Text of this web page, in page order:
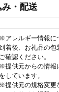
・配送
※アレルギー情報に
着後、お礼品の包
ご確認ください。
※提供元からの情報
をしています。
※提供元の規格変更